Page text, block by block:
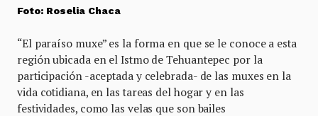
Foto: Roselia Chaca
“El paraíso muxe” es la forma en que se le conoce a esta
región ubicada en el Istmo de Tehuantepec por la
participación -aceptada y celebrada- de las muxes en la
vida cotidiana, en las tareas del hogar y en las
festividades, como las velas que son bailes